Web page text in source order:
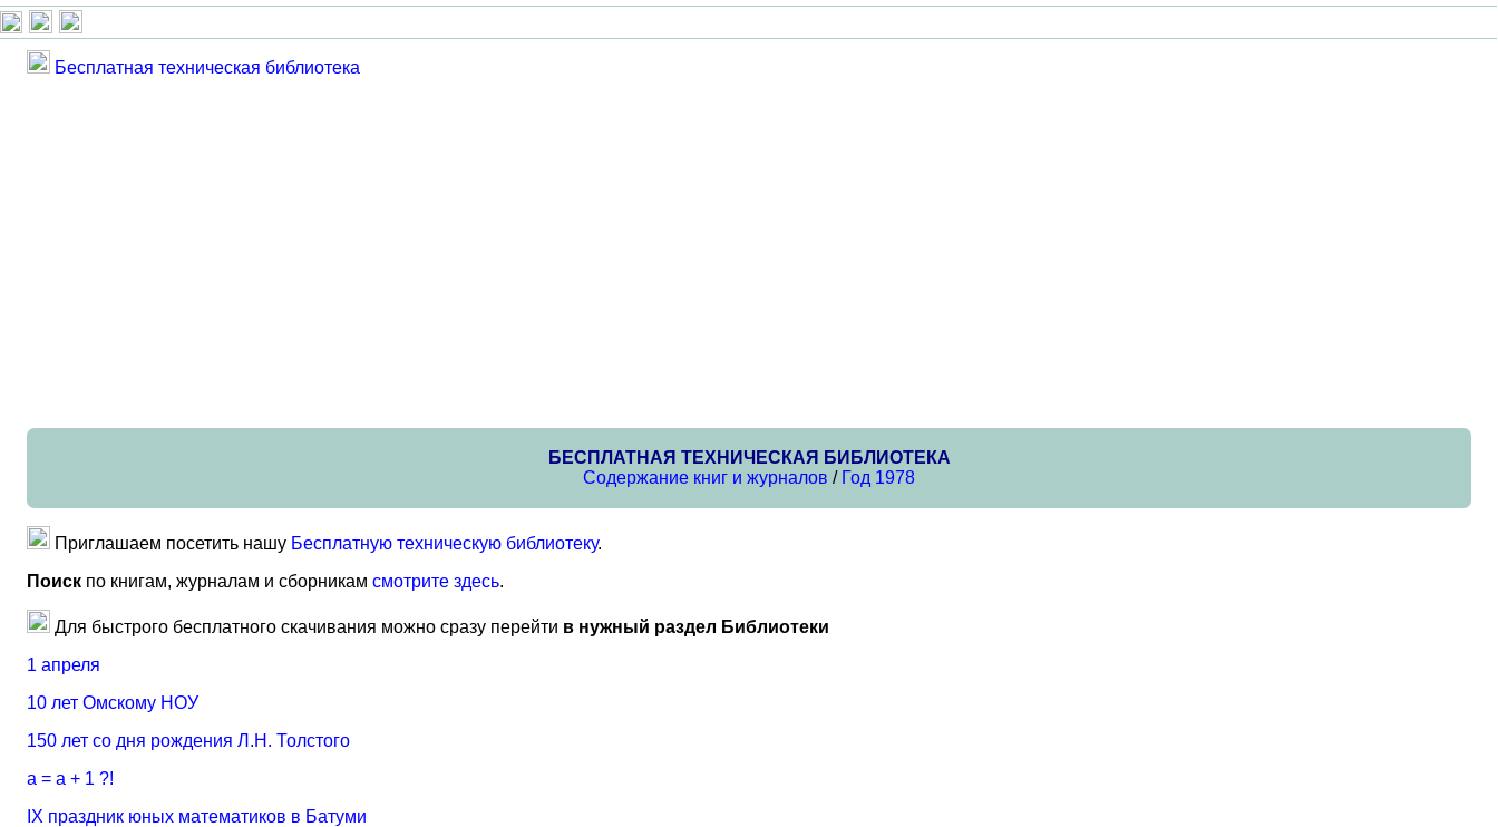
Бесплатная техническая библиотека
БЕСПЛАТНАЯ ТЕХНИЧЕСКАЯ БИБЛИОТЕКА
Содержание книг и журналов / Год 1978
Приглашаем посетить нашу Бесплатную техническую библиотеку.
Поиск по книгам, журналам и сборникам смотрите здесь.
Для быстрого бесплатного скачивания можно сразу перейти в нужный раздел Библиотеки
1 апреля
10 лет Омскому НОУ
150 лет со дня рождения Л.Н. Толстого
a = a + 1 ?!
IX праздник юных математиков в Батуми